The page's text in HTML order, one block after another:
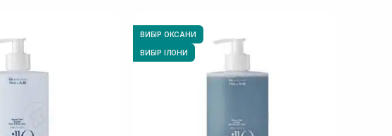
ВИБІР ОКСАНИ
ВИБІР ІЛОНИ